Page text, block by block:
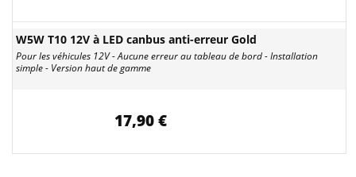
W5W T10 12V à LED canbus anti-erreur Gold
Pour les véhicules 12V - Aucune erreur au tableau de bord - Installation
simple - Version haut de gamme
17,90 €